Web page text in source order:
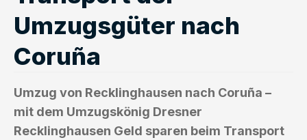
Umzugsgüter nach
Coruña
Umzug von Recklinghausen nach Coruña –
mit dem Umzugskönig Dresner
Recklinghausen Geld sparen beim Transport